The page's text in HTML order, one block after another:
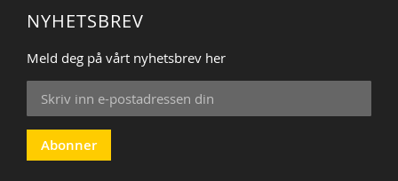
NYHETSBREV
Meld deg på vårt nyhetsbrev her
Sign
Up
for
Our
Newsletter:
Abonner